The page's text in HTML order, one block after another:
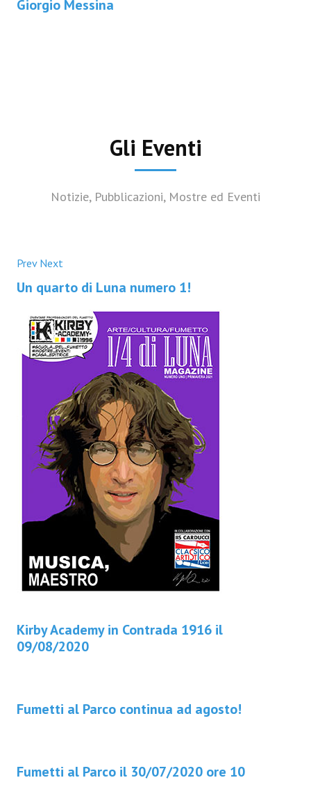
Giorgio Messina
Gli Eventi
Notizie, Pubblicazioni, Mostre ed Eventi
Prev Next
Un quarto di Luna numero 1!
Kirby Academy in Contrada 1916 il
09/08/2020
Fumetti al Parco continua ad agosto!
Fumetti al Parco il 30/07/2020 ore 10